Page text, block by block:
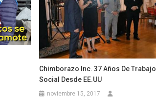
Chimborazo Inc. 37 Años De Trabajo
Social Desde EE.UU
noviembre 15, 2017